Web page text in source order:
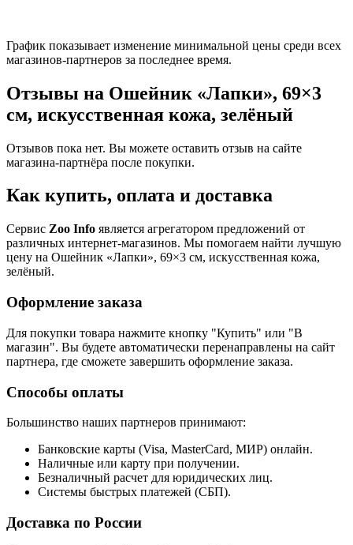
График показывает изменение минимальной цены среди всех
магазинов-партнеров за последнее время.
Отзывы на Ошейник «Лапки», 69×3
см, искусственная кожа, зелёный
Отзывов пока нет. Вы можете оставить отзыв на сайте
магазина-партнёра после покупки.
Как купить, оплата и доставка
Сервис Zoo Info является агрегатором предложений от
различных интернет-магазинов. Мы помогаем найти лучшую
цену на Ошейник «Лапки», 69×3 см, искусственная кожа,
зелёный.
Оформление заказа
Для покупки товара нажмите кнопку "Купить" или "В
магазин". Вы будете автоматически перенаправлены на сайт
партнера, где сможете завершить оформление заказа.
Способы оплаты
Большинство наших партнеров принимают:
Банковские карты (Visa, MasterCard, МИР) онлайн.
Наличные или карту при получении.
Безналичный расчет для юридических лиц.
Системы быстрых платежей (СБП).
Доставка по России